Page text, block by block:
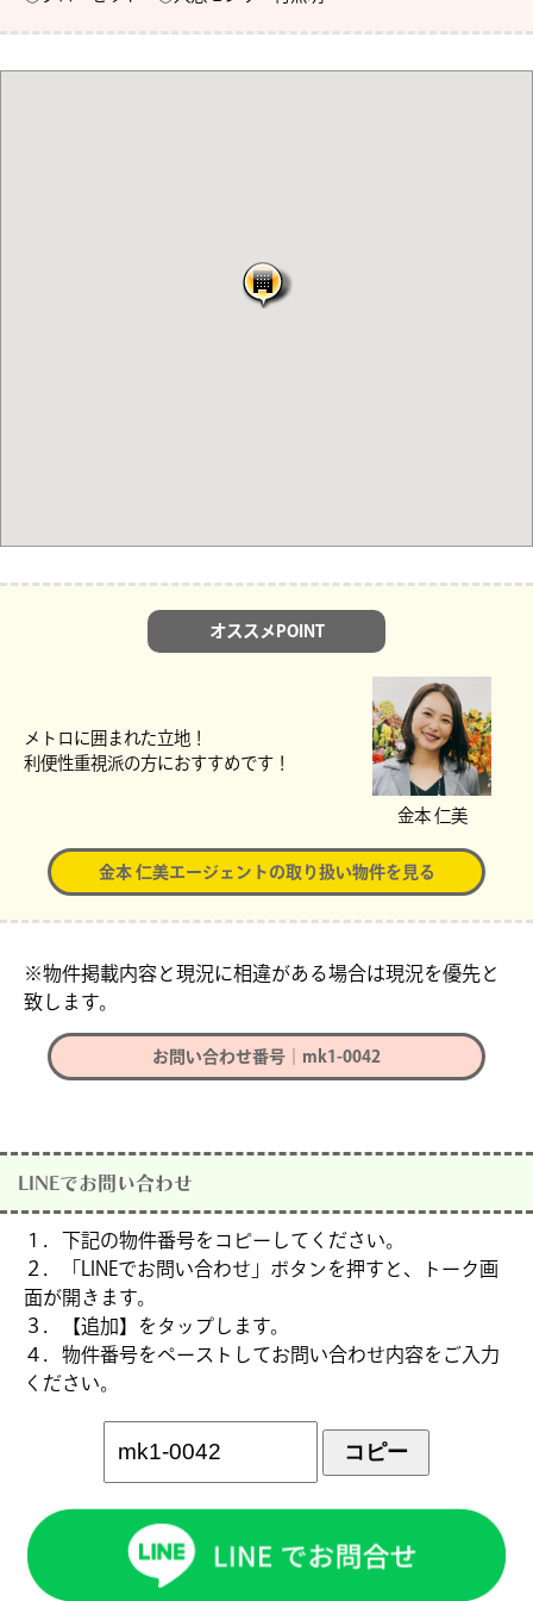
オススメPOINT
メトロに囲まれた立地！
利便性重視派の方におすすめです！
金本 仁美
金本 仁美エージェントの取り扱い物件を見る
※物件掲載内容と現況に相違がある場合は現況を優先と
致します。
お問い合わせ番号｜mk1-0042
LINEでお問い合わせ
１．下記の物件番号をコピーしてください。
２．「LINEでお問い合わせ」ボタンを押すと、トーク画
面が開きます。
３．【追加】をタップします。
４．物件番号をペーストしてお問い合わせ内容をご入力
ください。
コピー